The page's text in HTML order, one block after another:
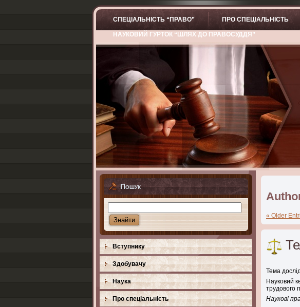
СПЕЦІАЛЬНІСТЬ “ПРАВО” ПРО СПЕЦІАЛЬНІСТЬ
НАУКОВИЙ ГУРТОК “ШЛЯХ ДО ПРАВОСУДДЯ”
Пошук
Вступнику
Здобувачу
Наука
Про спеціальність
« Older
Тема
Науковий
трудового
Наукові